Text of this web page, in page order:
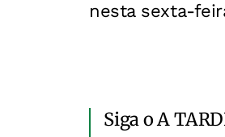
nesta sexta-
Siga o A